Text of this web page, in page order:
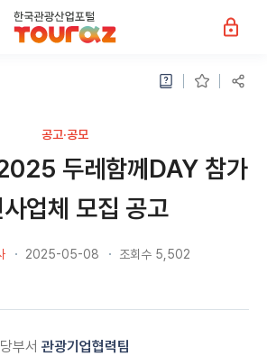
공고·공모
두레함께DAY 참가
업체 모집 공고
2025-05-08 조회수 5,502
부서 관광기업협력팀